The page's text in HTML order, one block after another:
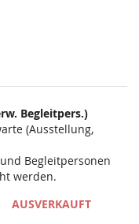
Begleitpers.)
(Ausstellung,
Begleitpersonen
werden.
AUSVERKAUFT